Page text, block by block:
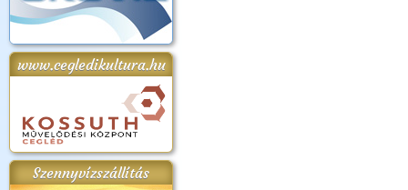
www.cegledikultura.hu
Szennyvízszállítás
2018.
Kossuth Toborzó
Ünnepély
Szent István Ünnepe
(2017. 08. 20.)